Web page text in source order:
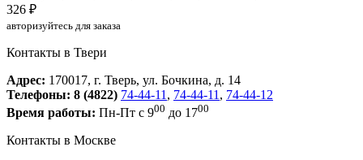
326 ₽
авторизуйтесь для заказа
Контакты в Твери
Адрес: 170017, г. Тверь, ул. Бочкина, д. 14
Телефоны: 8 (4822) 74-44-11 , 74-44-11 , 74-44-12
Время работы: Пн-Пт с 900 до 1700
Контакты в Москве